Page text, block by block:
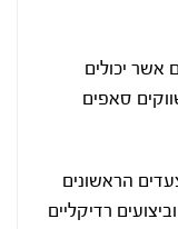
אשר יכולים
סאפים
הראשונים
רדיקליים